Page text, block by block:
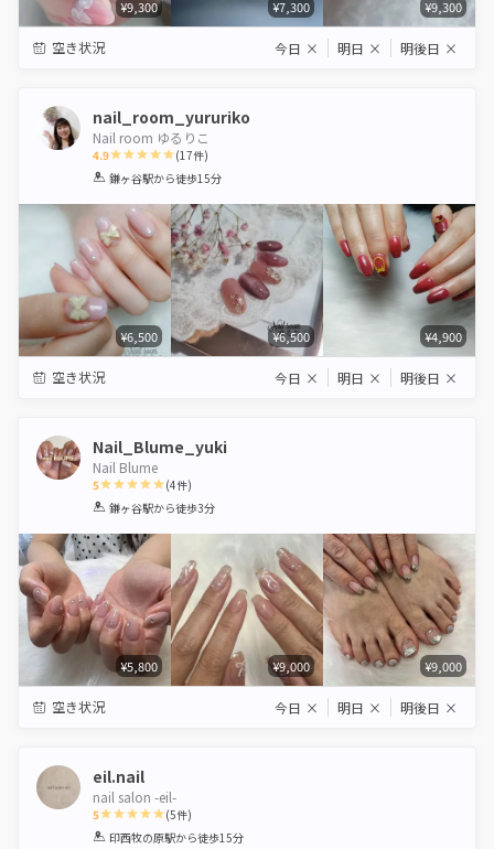
¥9,300 ¥7,300 ¥9,300
空き状況 今日 × 明日 × 明後日 ×
nail_room_yururiko
Nail room ゆるりこ
4.9
1 2 3 4 5
(17件)
鎌ヶ谷駅から徒歩15分
¥6,500 ¥6,500 ¥4,900
空き状況 今日 × 明日 × 明後日 ×
Nail_Blume_yuki
Nail Blume
5
1 2 3 4 5
(4件)
鎌ヶ谷駅から徒歩3分
¥5,800 ¥9,000 ¥9,000
空き状況 今日 × 明日 × 明後日 ×
eil.nail
nail salon -eil-
5
1 2 3 4 5
(5件)
印西牧の原駅から徒歩15分